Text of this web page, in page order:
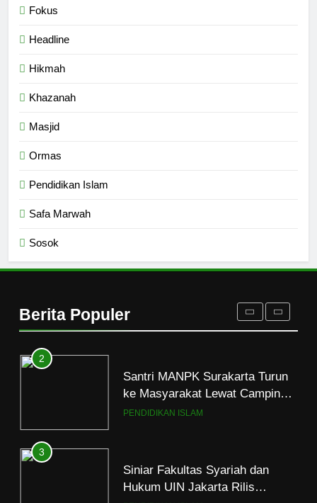
Fokus
Headline
Hikmah
Khazanah
Masjid
Ormas
Pendidikan Islam
Safa Marwah
Sosok
Berita Populer
1
Tolak Kekerasan Seksual di
Lingkungan Kampus dan
Pesantren
PENDIDIKAN ISLAM
2
Santri MANPK Surakarta Turun
ke Masyarakat Lewat Camping
Dakwah Ramadan
PENDIDIKAN ISLAM
3
Siniar Fakultas Syariah dan
Hukum UIN Jakarta Rilis